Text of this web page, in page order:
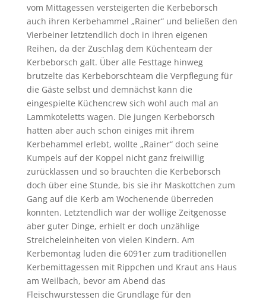
vom Mittagessen versteigerten die Kerbeborsch
auch ihren Kerbehammel „Rainer“ und beließen den
Vierbeiner letztendlich doch in ihren eigenen
Reihen, da der Zuschlag dem Küchenteam der
Kerbeborsch galt. Über alle Festtage hinweg
brutzelte das Kerbeborschteam die Verpflegung für
die Gäste selbst und demnächst kann die
eingespielte Küchencrew sich wohl auch mal an
Lammkoteletts wagen. Die jungen Kerbeborsch
hatten aber auch schon einiges mit ihrem
Kerbehammel erlebt, wollte „Rainer“ doch seine
Kumpels auf der Koppel nicht ganz freiwillig
zurücklassen und so brauchten die Kerbeborsch
doch über eine Stunde, bis sie ihr Maskottchen zum
Gang auf die Kerb am Wochenende überreden
konnten. Letztendlich war der wollige Zeitgenosse
aber guter Dinge, erhielt er doch unzählige
Streicheleinheiten von vielen Kindern. Am
Kerbemontag luden die 6091er zum traditionellen
Kerbemittagessen mit Rippchen und Kraut ans Haus
am Weilbach, bevor am Abend das
Fleischwurstessen die Grundlage für den